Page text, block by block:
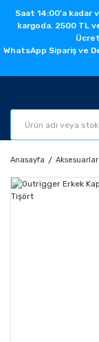
Saat 14:00'a kadar
kargoda. 2500 TL
WhatsApp Sipariş ve
Anasayfa Aksesuarlar